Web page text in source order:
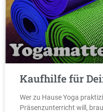
Kaufhilfe für
Wer zu Hause Yoga
Präsenzunterricht will,